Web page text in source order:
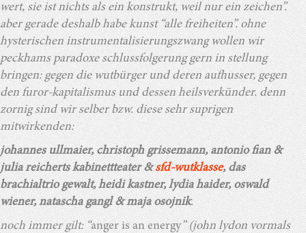
wert, sie ist nichts als ein konstrukt, weil nur ein zeichen”.
aber gerade deshalb habe kunst “alle freiheiten”. ohne
hysterischen instrumentalisierungszwang wollen wir
peckhams paradoxe schlussfolgerung gern in stellung
bringen: gegen die wutbürger und deren aufhusser, gegen
den furor-kapitalismus und dessen heilsverkünder. denn
zornig sind wir selber bzw. diese sehr suprigen
mitwirkenden:
johannes ullmaier, christoph grissemann, antonio fian &
julia reicherts kabinettteater &sfd-wutklasse, das
brachialtrio gewalt, heidi kastner, lydia haider, oswald
wiener, natascha gangl & maja osojnik.
noch immer gilt: “anger is an energy” (john lydon vormals